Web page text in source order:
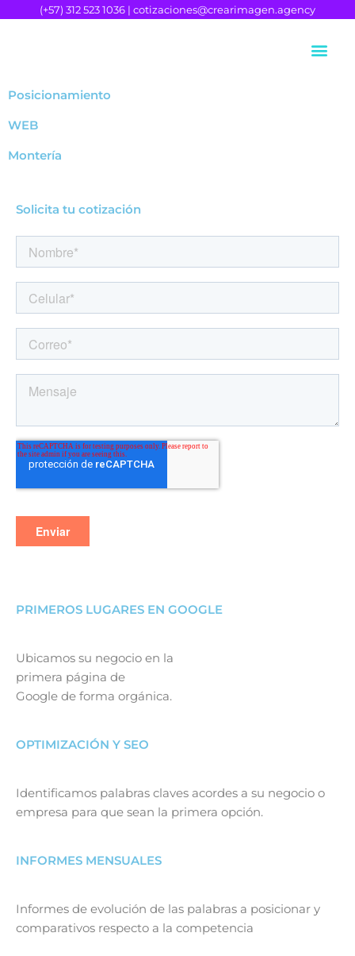
(+57) 312 523 1036 | cotizaciones@crearimagen.agency
Posicionamiento
WEB
Montería
Solicita tu cotización
PRIMEROS LUGARES EN GOOGLE
Ubicamos su negocio en la
primera página de
Google de forma orgánica.
OPTIMIZACIÓN Y SEO
Identificamos palabras claves acordes a su negocio o
empresa para que sean la primera opción.
INFORMES MENSUALES
Informes de evolución de las palabras a posicionar y
comparativos respecto a la competencia